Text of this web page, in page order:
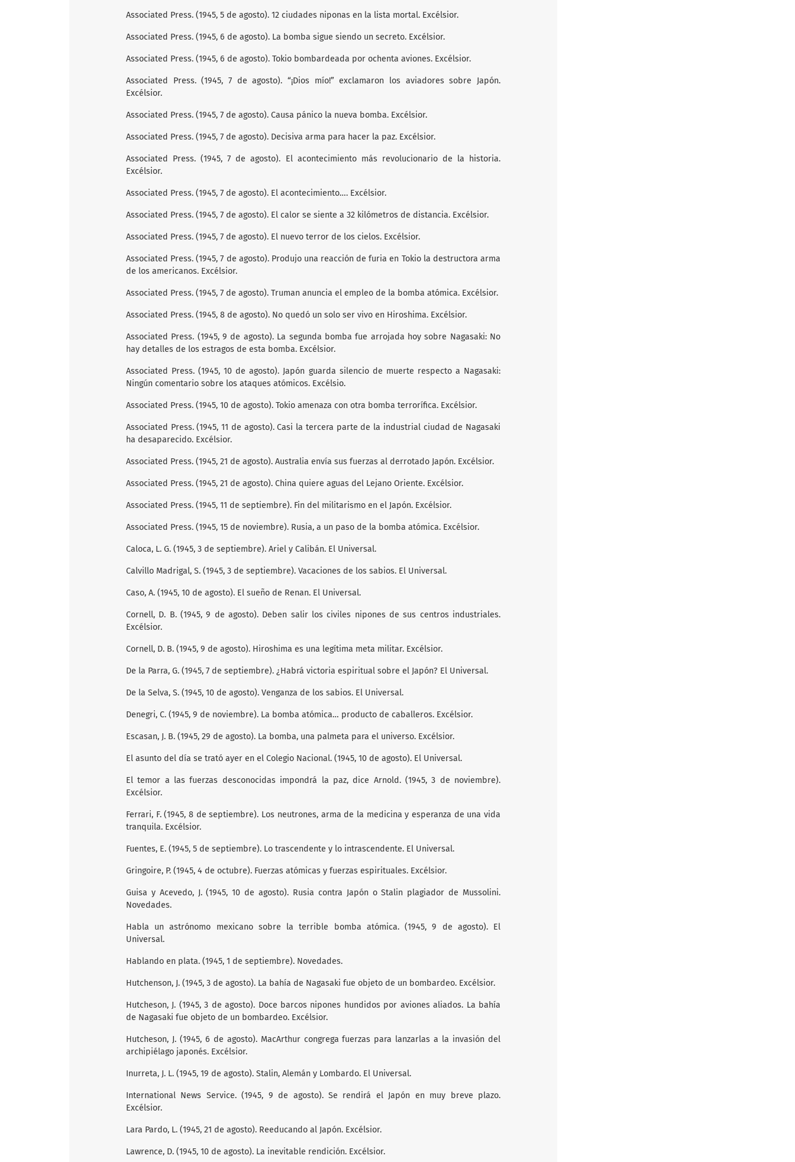
Associated Press. (1945, 5 de agosto). 12 ciudades niponas en la lista mortal. Excélsior.
Associated Press. (1945, 6 de agosto). La bomba sigue siendo un secreto. Excélsior.
Associated Press. (1945, 6 de agosto). Tokio bombardeada por ochenta aviones. Excélsior.
Associated Press. (1945, 7 de agosto). “¡Dios mío!” exclamaron los aviadores sobre Japón.
Excélsior.
Associated Press. (1945, 7 de agosto). Causa pánico la nueva bomba. Excélsior.
Associated Press. (1945, 7 de agosto). Decisiva arma para hacer la paz. Excélsior.
Associated Press. (1945, 7 de agosto). El acontecimiento más revolucionario de la historia.
Excélsior.
Associated Press. (1945, 7 de agosto). El acontecimiento…. Excélsior.
Associated Press. (1945, 7 de agosto). El calor se siente a 32 kilómetros de distancia. Excélsior.
Associated Press. (1945, 7 de agosto). El nuevo terror de los cielos. Excélsior.
Associated Press. (1945, 7 de agosto). Produjo una reacción de furia en Tokio la destructora arma
de los americanos. Excélsior.
Associated Press. (1945, 7 de agosto). Truman anuncia el empleo de la bomba atómica. Excélsior.
Associated Press. (1945, 8 de agosto). No quedó un solo ser vivo en Hiroshima. Excélsior.
Associated Press. (1945, 9 de agosto). La segunda bomba fue arrojada hoy sobre Nagasaki: No
hay detalles de los estragos de esta bomba. Excélsior.
Associated Press. (1945, 10 de agosto). Japón guarda silencio de muerte respecto a Nagasaki:
Ningún comentario sobre los ataques atómicos. Excélsio.
Associated Press. (1945, 10 de agosto). Tokio amenaza con otra bomba terrorífica. Excélsior.
Associated Press. (1945, 11 de agosto). Casi la tercera parte de la industrial ciudad de Nagasaki
ha desaparecido. Excélsior.
Associated Press. (1945, 21 de agosto). Australia envía sus fuerzas al derrotado Japón. Excélsior.
Associated Press. (1945, 21 de agosto). China quiere aguas del Lejano Oriente. Excélsior.
Associated Press. (1945, 11 de septiembre). Fin del militarismo en el Japón. Excélsior.
Associated Press. (1945, 15 de noviembre). Rusia, a un paso de la bomba atómica. Excélsior.
Caloca, L. G. (1945, 3 de septiembre). Ariel y Calibán. El Universal.
Calvillo Madrigal, S. (1945, 3 de septiembre). Vacaciones de los sabios. El Universal.
Caso, A. (1945, 10 de agosto). El sueño de Renan. El Universal.
Cornell, D. B. (1945, 9 de agosto). Deben salir los civiles nipones de sus centros industriales.
Excélsior.
Cornell, D. B. (1945, 9 de agosto). Hiroshima es una legítima meta militar. Excélsior.
De la Parra, G. (1945, 7 de septiembre). ¿Habrá victoria espiritual sobre el Japón? El Universal.
De la Selva, S. (1945, 10 de agosto). Venganza de los sabios. El Universal.
Denegri, C. (1945, 9 de noviembre). La bomba atómica… producto de caballeros. Excélsior.
Escasan, J. B. (1945, 29 de agosto). La bomba, una palmeta para el universo. Excélsior.
El asunto del día se trató ayer en el Colegio Nacional. (1945, 10 de agosto). El Universal.
El temor a las fuerzas desconocidas impondrá la paz, dice Arnold. (1945, 3 de noviembre).
Excélsior.
Ferrari, F. (1945, 8 de septiembre). Los neutrones, arma de la medicina y esperanza de una vida
tranquila. Excélsior.
Fuentes, E. (1945, 5 de septiembre). Lo trascendente y lo intrascendente. El Universal.
Gringoire, P. (1945, 4 de octubre). Fuerzas atómicas y fuerzas espirituales. Excélsior.
Guisa y Acevedo, J. (1945, 10 de agosto). Rusia contra Japón o Stalin plagiador de Mussolini.
Novedades.
Habla un astrónomo mexicano sobre la terrible bomba atómica. (1945, 9 de agosto). El
Universal.
Hablando en plata. (1945, 1 de septiembre). Novedades.
Hutchenson, J. (1945, 3 de agosto). La bahía de Nagasaki fue objeto de un bombardeo. Excélsior.
Hutcheson, J. (1945, 3 de agosto). Doce barcos nipones hundidos por aviones aliados. La bahía
de Nagasaki fue objeto de un bombardeo. Excélsior.
Hutcheson, J. (1945, 6 de agosto). MacArthur congrega fuerzas para lanzarlas a la invasión del
archipiélago japonés. Excélsior.
Inurreta, J. L. (1945, 19 de agosto). Stalin, Alemán y Lombardo. El Universal.
International News Service. (1945, 9 de agosto). Se rendirá el Japón en muy breve plazo.
Excélsior.
Lara Pardo, L. (1945, 21 de agosto). Reeducando al Japón. Excélsior.
Lawrence, D. (1945, 10 de agosto). La inevitable rendición. Excélsior.